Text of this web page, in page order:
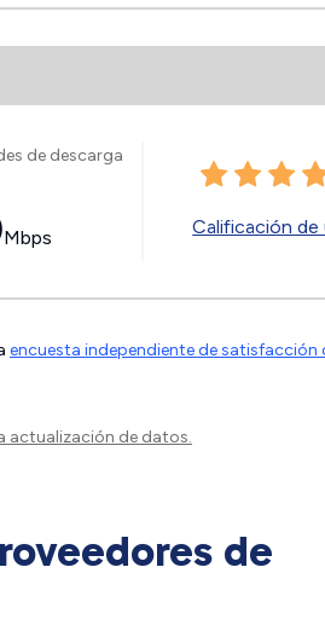
de descarga
Mbps Calificación
encuesta independiente de satisfacción
actualización de datos.
de